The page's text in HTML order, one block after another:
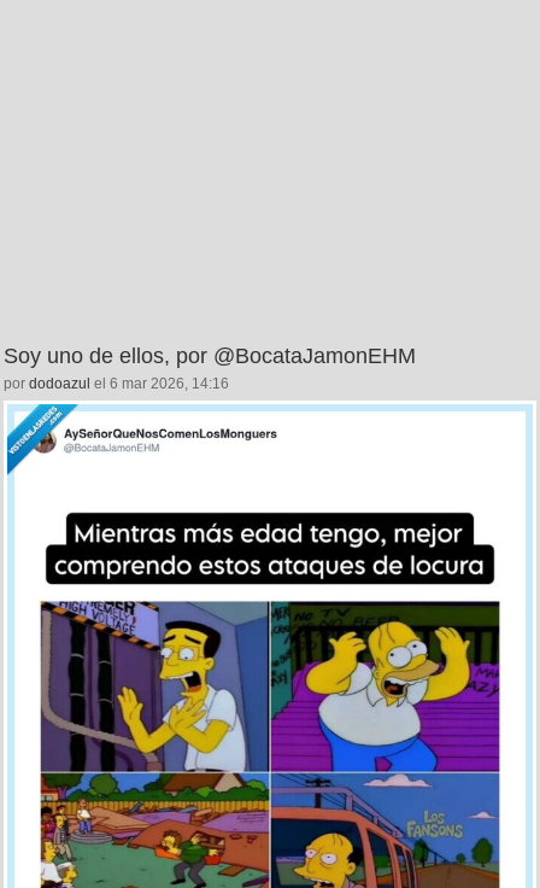
Soy uno de ellos, por @BocataJamonEHM
por dodoazul el 6 mar 2026, 14:16